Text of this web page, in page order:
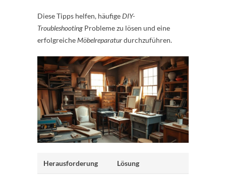
Diese Tipps helfen, häufigeDIY-
Troubleshooting Probleme zu lösen und eine
erfolgreicheMöbelreparaturdurchzuführen.
Herausforderung Lösung